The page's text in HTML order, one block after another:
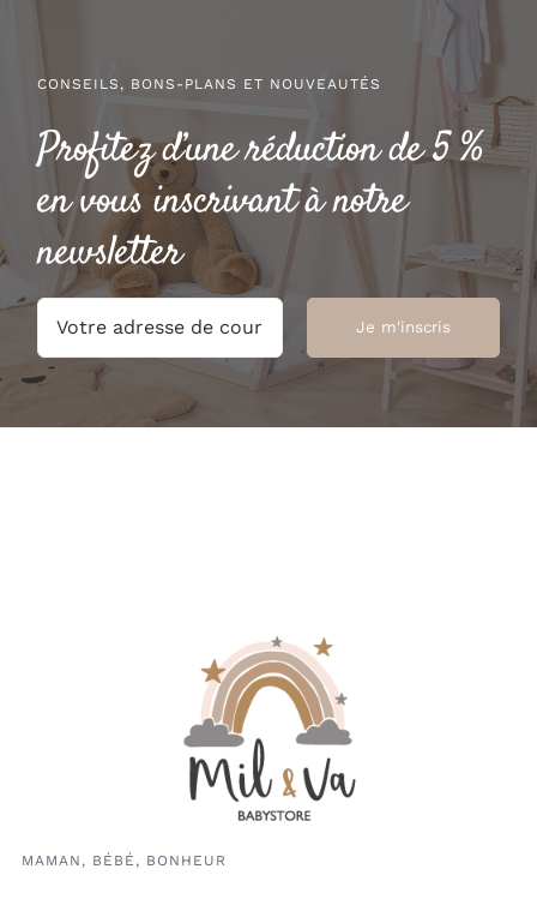
CONSEILS, BONS-PLANS ET NOUVEAUTÉS
Profitez d’une réduction de 5 %
en vous inscrivant à notre
newsletter
MAMAN, BÉBÉ, BONHEUR